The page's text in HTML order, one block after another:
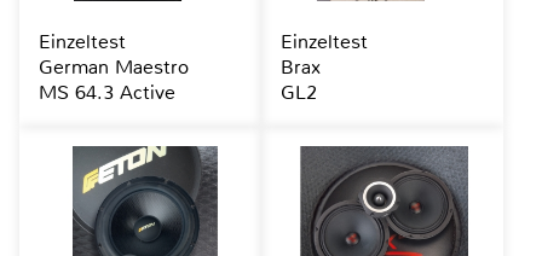
Einzeltest
German Maestro
MS 64.3 Active
Einzeltest
Brax
GL2